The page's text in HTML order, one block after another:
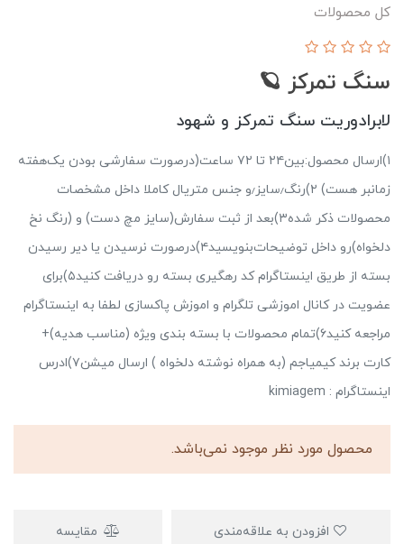
کل محصولات
سنگ تمرکز 🪐
لابرادوریت سنگ تمرکز و شهود
۱)ارسال محصول:بین‌۲۴ تا ۷۲ ساعت(درصورت سفارشی بودن یک‌هفته
زمانبر هست) ۲)رنگ٫سایز٫و جنس متریال کاملا داخل مشخصات
محصولات ذکر شده۳)بعد از ثبت سفارش(سایز مچ دست) و (رنگ نخ
دلخواه)رو داخل توضیحات‌بنویسید۴)درصورت نرسیدن یا دیر رسیدن
بسته از طریق اینستاگرام کد رهگیری بسته رو دریافت کنید۵)برای
عضویت در کانال اموزشی تلگرام و اموزش پاکسازی لطفا به اینستاگرام
مراجعه کنید۶)تمام محصولات با بسته بندی ویژه (مناسب هدیه)+
کارت برند کیمیاجم (به همراه نوشته دلخواه ) ارسال میشن۷)ادرس
اینستاگرام : kimiagem
محصول مورد نظر موجود نمی‌باشد.
مقایسه